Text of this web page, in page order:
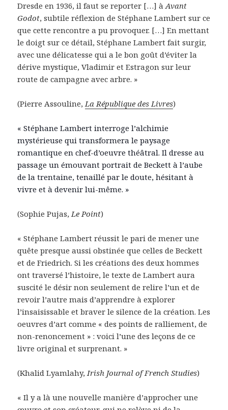
Dresde en 1936, il faut se reporter […] àAvant
Godot, subtile réflexion de Stéphane Lambert sur ce
que cette rencontre a pu provoquer. […] En mettant
le doigt sur ce détail, Stéphane Lambert fait surgir,
avec une délicatesse qui a le bon goût d’éviter la
dérive mystique, Vladimir et Estragon sur leur
route de campagne avec arbre. »
(Pierre Assouline,La République des Livres)
« Stéphane Lambert interroge l’alchimie
mystérieuse qui transformera le paysage
romantique en chef-d’oeuvre théâtral. Il dresse au
passage un émouvant portrait de Beckett à l’aube
de la trentaine, tenaillé par le doute, hésitant à
vivre et à devenir lui-même. »
(Sophie Pujas,Le Point)
« Stéphane Lambert réussit le pari de mener une
quête presque aussi obstinée que celles de Beckett
et de Friedrich. Si les créations des deux hommes
ont traversé l’histoire, le texte de Lambert aura
suscité le désir non seulement de relire l’un et de
revoir l’autre mais d’apprendre à explorer
l’insaisissable et braver le silence de la création. Les
oeuvres d’art comme « des points de ralliement, de
non-renoncement » : voici l’une des leçons de ce
livre original et surprenant. »
(Khalid Lyamlahy,Irish Journal of French Studies)
« Il y a là une nouvelle manière d’approcher une